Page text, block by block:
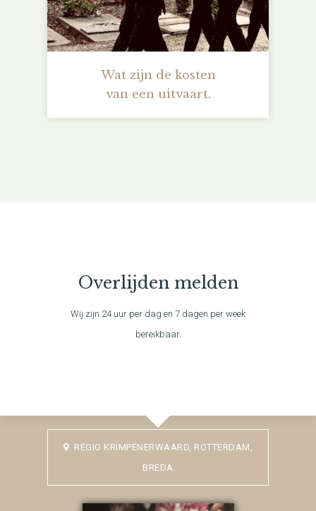
Wat zijn de kosten
van een uitvaart.
Overlijden melden
Wij zijn 24 uur per dag en 7 dagen per week
bereikbaar.
REGIO KRIMPENERWAARD, ROTTERDAM,
BREDA